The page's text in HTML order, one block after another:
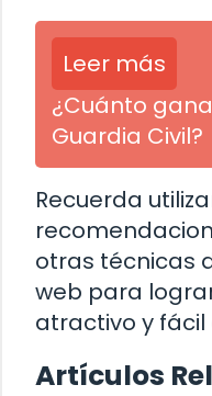
Leer más
¿Cuánto
Guardia Civil?
Recuerda
otras técnicas
web para
atractivo y fácil
Artículos